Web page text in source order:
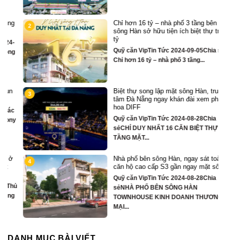
2
Chỉ hơn 16 tỷ – nhà phố 3 tầng bên
sông Hàn sở hữu tiện ích biệt thự trăm
tỷ
Quỹ căn VipTin Tức 2024-09-05Chia sẻ
Chỉ hơn 16 tỷ – nhà phố 3 tầng...
Biệt thự song lập mặt sông Hàn, trung
tâm Đà Nẵng ngay khán đài xem pháo
hoa DIFF
Quỹ căn VipTin Tức 2024-08-28Chia
sẻCHỈ DUY NHẤT 16 CĂN BIỆT THỰ 3
TẦNG MẶT...
Nhà phố bên sông Hàn, ngay sát toà
căn hộ cao cấp S3 gần ngay mặt sông
Quỹ căn VipTin Tức 2024-08-28Chia
sẻNHÀ PHỐ BÊN SÔNG HÀN
TOWNHOUSE KINH DOANH THƯƠNG
MẠI...